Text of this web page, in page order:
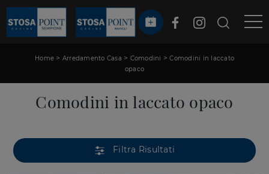
Home > Arredamento Casa > Comodini >Comodini in laccato
opaco
Comodini in laccato opaco
Filtra Risultati